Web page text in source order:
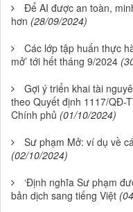
Để AI được an toàn,
hơn (28/09/2024)
Các lớp tập huấn thực
mở’ tới hết tháng 9/2024
Gợi ý triển khai tài
theo Quyết định 1117/QĐ-
Chính phủ (01/10/2024)
Sư phạm Mở: ví dụ về
(02/10/2024)
‘Định nghĩa Sư phạm
bản dịch sang tiếng Việt